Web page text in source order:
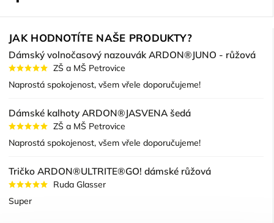
JAK HODNOTÍTE NAŠE PRODUKTY?
Dámský volnočasový nazouvák ARDON®JUNO - růžová
ZŠ a MŠ Petrovice
Naprostá spokojenost, všem vřele doporučujeme!
Dámské kalhoty ARDON®JASVENA šedá
ZŠ a MŠ Petrovice
Naprostá spokojenost, všem vřele doporučujeme!
Tričko ARDON®ULTRITE®GO! dámské růžová
Ruda Glasser
Super